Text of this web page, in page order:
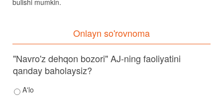
bulishi mumkin.
Onlayn so'rovnoma
"Navro'z dehqon bozori" AJ-ning faoliyatini
qanday baholaysiz?
A'lo